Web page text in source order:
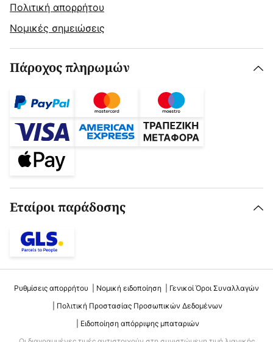
Πολιτική απορρήτου
Νομικές σημειώσεις
Πάροχος πληρωμών
Εταίροι παράδοσης
Ρυθμίσεις απορρήτου Νομική ειδοποίηση
Γενικοί Όροι Συναλλαγών
Πολιτική Προστασίας Προσωπικών Δεδομένων
Ειδοποίηση απόρριψης μπαταριών